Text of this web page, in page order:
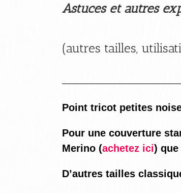
Astuces et autres
(autres tailles,
Point tricot petites
Pour une couverture
Merino (achetez ici)
D’autres tailles